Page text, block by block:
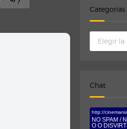
Categorias
Categorias
Chat